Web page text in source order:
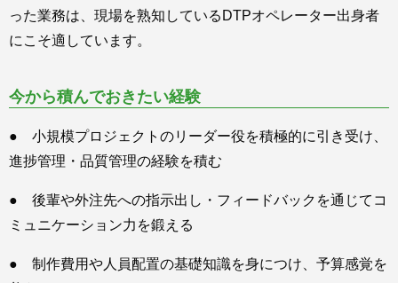
った業務は、現場を熟知しているDTPオペレーター出身者
にこそ適しています。
今から積んでおきたい経験
● 小規模プロジェクトのリーダー役を積極的に引き受け、
進捗管理・品質管理の経験を積む
● 後輩や外注先への指示出し・フィードバックを通じてコ
ミュニケーション力を鍛える
● 制作費用や人員配置の基礎知識を身につけ、予算感覚を